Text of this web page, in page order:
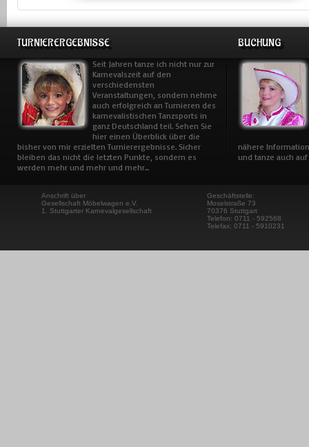
TURNIERERGEBNISSE
Seit Jahren tanze ich nicht nur zur
Karnevalszeit auf den
verschiedensten
Veranstaltungen, sondern nehme
auch erfolgreich an Turnieren des
karnevalistischen Tanzsports in
ganz Deutschland teil. Sehen Sie
hier einen Überblick über die
bisher von mir erzielten Turnierergebnisse. Sicher
bleiben das nicht die letzten Punkte, sondern es
werden mehr und mehr und mehr...
BUCHUNG
nähere
und tanze auch
Anschrift über
Gesellschaft Möbelwagen e.V.
1. Stuttgarter Karnevalgesellschaft
Geschäftstelle:
Moselstraße 73
70376 Stuttgart
Telefon: 0711 - 592568
Telefax: 0711 - 5910231